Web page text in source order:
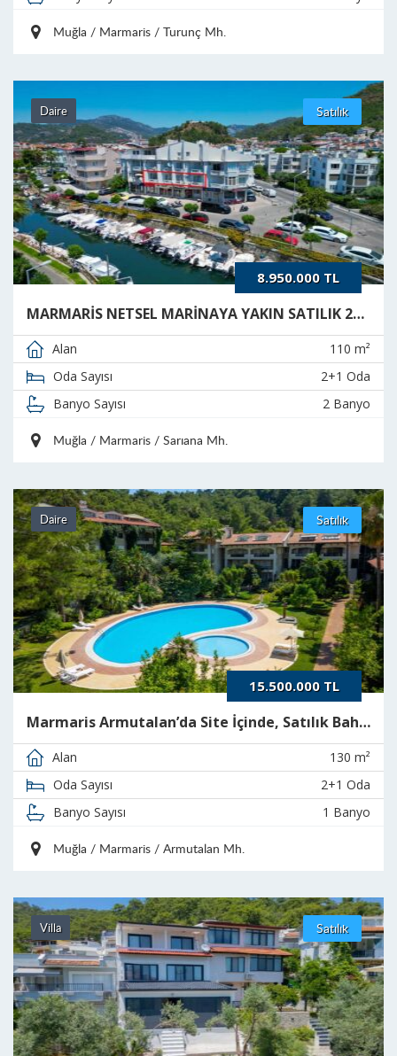
Muğla / Marmaris / Turunç Mh.
Satılık
Daire
8.950.000 TL
MARMARİS NETSEL MARİNAYA YAKIN SATILIK 2+1 DAİRE
Alan
110 m²
Oda Sayısı
2+1 Oda
Banyo Sayısı
2 Banyo
Muğla / Marmaris / Sarıana Mh.
Satılık
Daire
15.500.000 TL
Marmaris Armutalan’da Site İçinde, Satılık Bahçe Dubleks Daire
Alan
130 m²
Oda Sayısı
2+1 Oda
Banyo Sayısı
1 Banyo
Muğla / Marmaris / Armutalan Mh.
Satılık
Villa